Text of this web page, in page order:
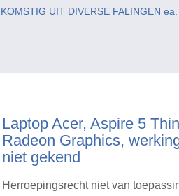
UIT DIVERSE FALINGEN ea.
Laptop Acer, Aspire 5
Radeon Graphics,
niet gekend
Herroepingsrecht niet van